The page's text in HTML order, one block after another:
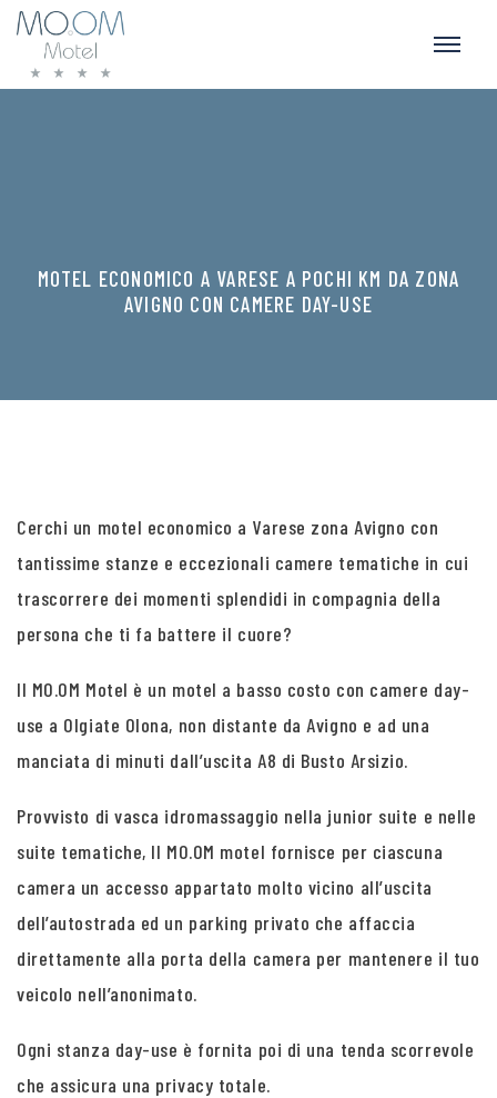
MOTEL ECONOMICO A VARESE A POCHI KM DA ZONA
AVIGNO CON CAMERE DAY-USE
Cerchi un motel economico a Varese zona Avigno con
tantissime stanze e eccezionali camere tematiche in cui
trascorrere dei momenti splendidi in compagnia della
persona che ti fa battere il cuore?
Il MO.OM Motel è un motel a basso costo con camere day-
use a Olgiate Olona, non distante da Avigno e ad una
manciata di minuti dall’uscita A8 di Busto Arsizio.
Provvisto di vasca idromassaggio nella junior suite e nelle
suite tematiche, Il MO.OM motel fornisce per ciascuna
camera un accesso appartato molto vicino all’uscita
dell’autostrada ed un parking privato che affaccia
direttamente alla porta della camera per mantenere il tuo
veicolo nell’anonimato.
Ogni stanza day-use è fornita poi di una tenda scorrevole
che assicura una privacy totale.